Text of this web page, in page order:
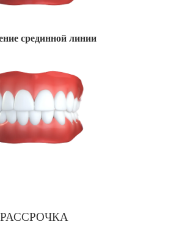
срединной линии
РАССРОЧКА